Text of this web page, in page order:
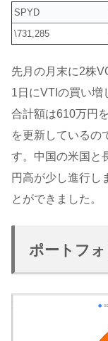
SPYD
\731,285
先月の月末に2株
1日にVTIの買い増
合計額は610万円
を更新しているの
す。中国の米国と
円高が少し進行し
とができました。
ポートフ